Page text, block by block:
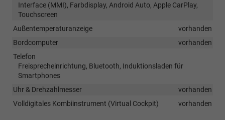
Interface (MMI), Farbdisplay, Android Auto, Apple CarPlay,
Touchscreen
Außentemperaturanzeige
vorhanden
Bordcomputer
vorhanden
Telefon
Freisprecheinrichtung, Bluetooth, Induktionsladen für
Smartphones
Uhr & Drehzahlmesser
vorhanden
Volldigitales Kombiinstrument (Virtual Cockpit)
vorhanden